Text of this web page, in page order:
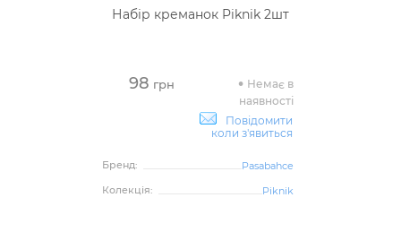
Набір креманок Piknik 2шт
98 грн
Немає в
наявності
Повідомити
коли з'явиться
Бренд:
Pasabahce
Колекція:
Piknik